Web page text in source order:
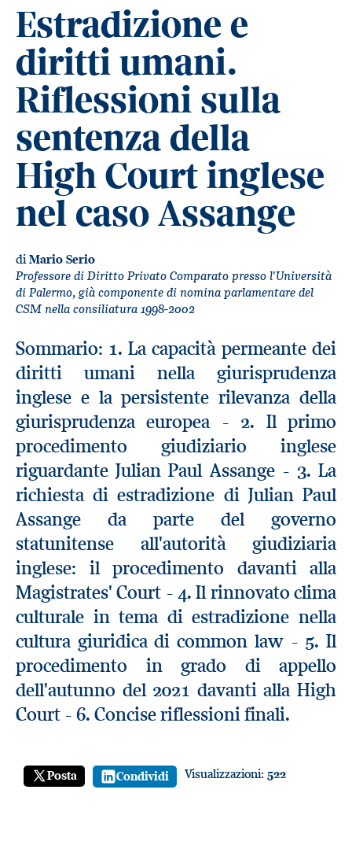
Estradizione e
diritti umani.
Riflessioni sulla
sentenza della
High Court inglese
nel caso Assange
diMario Serio
Professore di Diritto Privato Comparato presso l'Università
di Palermo, già componente di nomina parlamentare del
CSM nella consiliatura 1998-2002
Sommario: 1. La capacità permeante dei
diritti umani nella giurisprudenza
inglese e la persistente rilevanza della
giurisprudenza europea - 2. Il primo
procedimento giudiziario inglese
riguardante Julian Paul Assange - 3. La
richiesta di estradizione di Julian Paul
Assange da parte del governo
statunitense all'autorità giudiziaria
inglese: il procedimento davanti alla
Magistrates' Court - 4. Il rinnovato clima
culturale in tema di estradizione nella
cultura giuridica di common law - 5. Il
procedimento in grado di appello
dell'autunno del 2021 davanti alla High
Court - 6. Concise riflessioni finali.
Posta Condividi Visualizzazioni: 522